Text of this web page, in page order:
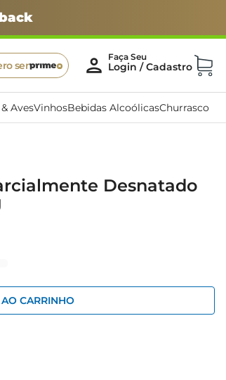
ser
AvesVinhosBebidas AlcoólicasChurrasco
Desnatado
CARRINHO